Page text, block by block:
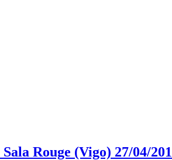
Rouge (Vigo) 27/04/